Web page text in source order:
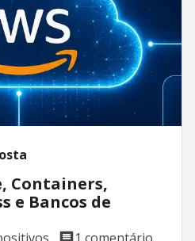
Containers,
e Bancos de